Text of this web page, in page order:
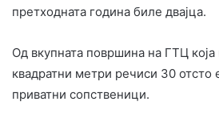
претходната година биле двајца.
Од вкупната површина на ГТЦ која
квадратни метри речиси 30 отсто
приватни сопственици.